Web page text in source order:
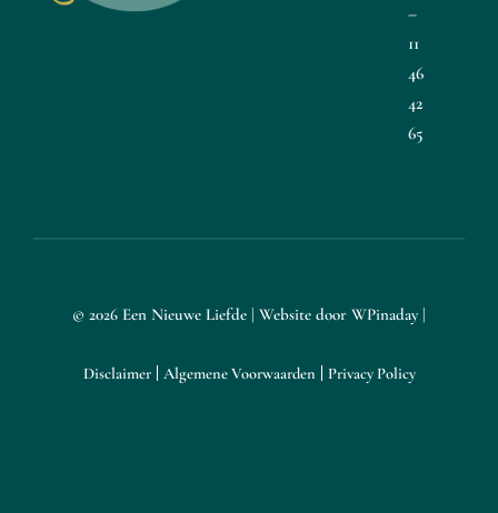
–
11
46
42
65
© 2026 Een Nieuwe Liefde | Website door WPinaday|
Disclaimer Algemene Voorwaarden Privacy Policy